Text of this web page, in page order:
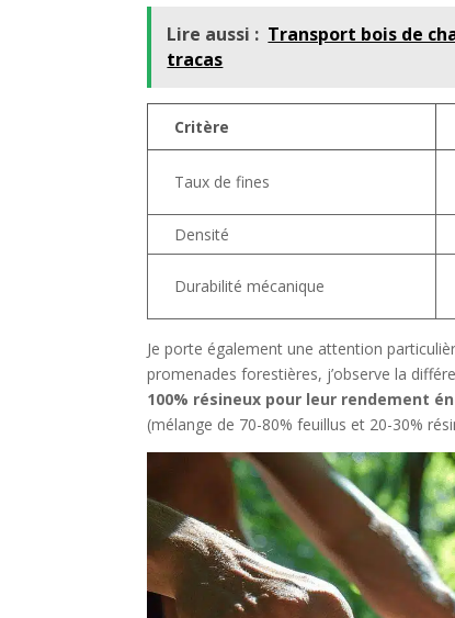
Lire aussi : Transport bois de
tracas​
Critère
Taux de fines
Densité
Durabilité mécanique
Je porte également une attention
promenades forestières, j’observe la
100% résineux pour leur rendement
(mélange de 70-80% feuillus et 20-30%